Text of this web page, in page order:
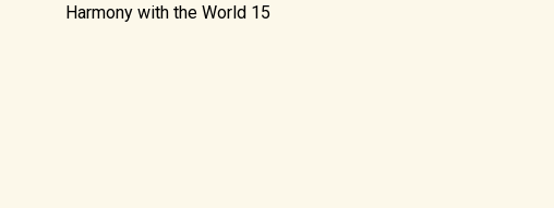
Harmony with the World 15